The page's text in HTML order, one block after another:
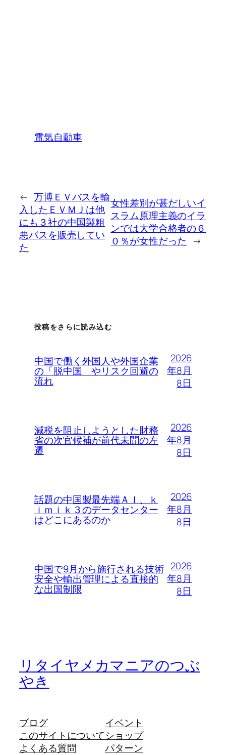
電気自動車
← 万博ＥＶバスを輸
入したＥＶＭＪは他
にも３社の中国製粗
悪バスを販売してい
た
女性差別が甚だしいイ
スラム原理主義のイラ
ンでは大学合格者の６
０％が女性だった →
投稿をさらに読み込む
中国で働く外国人や外国企業
の「脱中国」やリスク回避の
流れ
2026
年8月
8日
減税を阻止しようとした財務
省の次官候補が前代未聞の左
遷
2026
年8月
8日
話題の中国製最先端ＡＩ、ｋ
ｉｍｉｋ３のデータセンター
はどこにあるのか
2026
年8月
8日
中国で9月から施行される技術
安全や輸出管理による直接的
な出国制限
2026
年8月
8日
リタイヤメカマニアのつぶ
やき
ブログ
このサイトについて
よくある質問
イベント
ショップ
パターン